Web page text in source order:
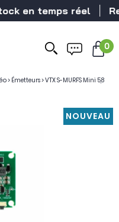
en temps réel
0
> Émetteurs>VTX S-MURFS Mini 5,8
NOUVEAU